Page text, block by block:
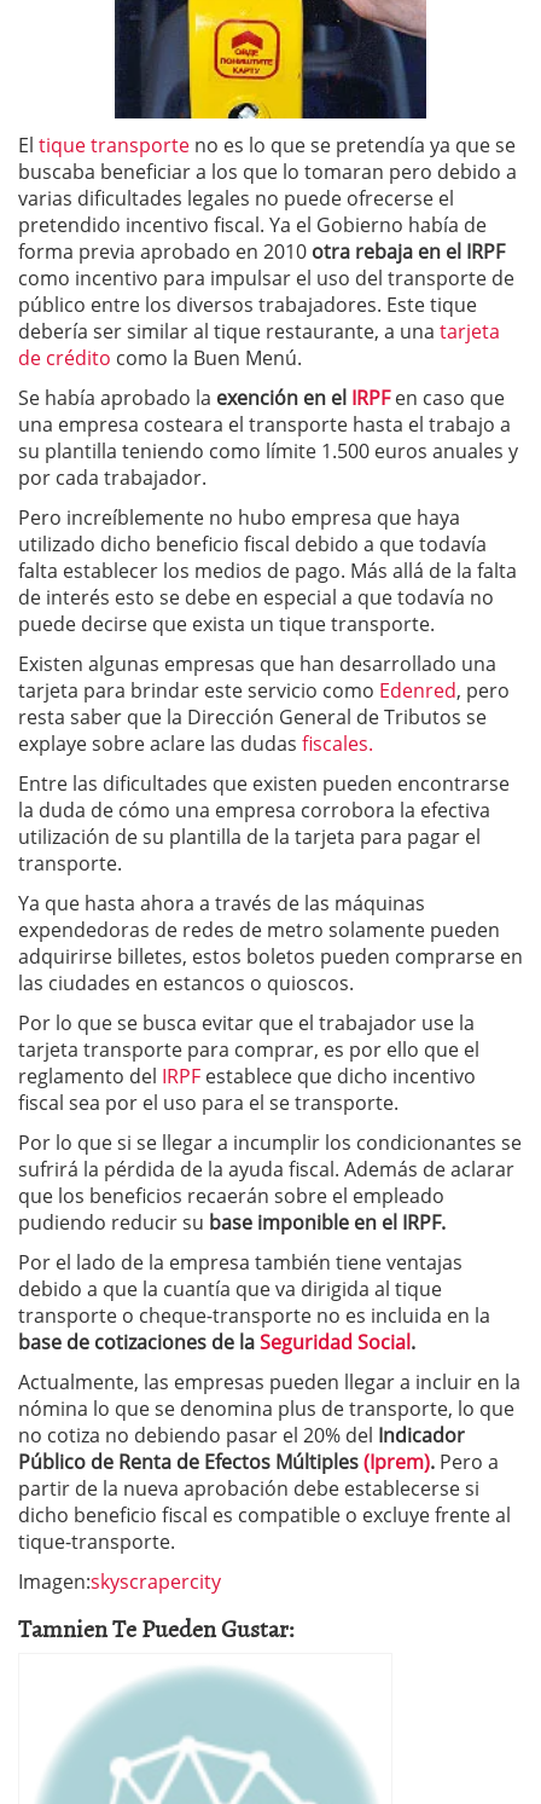
El tique transporte no es lo que se pretendía ya que se
buscaba beneficiar a los que lo tomaran pero debido a
varias dificultades legales no puede ofrecerse el
pretendido incentivo fiscal. Ya el Gobierno había de
forma previa aprobado en 2010 otra rebaja en el IRPF
como incentivo para impulsar el uso del transporte de
público entre los diversos trabajadores. Este tique
debería ser similar al tique restaurante, a una tarjeta
de crédito como la Buen Menú.
Se había aprobado la exención en el IRPFen caso que
una empresa costeara el transporte hasta el trabajo a
su plantilla teniendo como límite 1.500 euros anuales y
por cada trabajador.
Pero increíblemente no hubo empresa que haya
utilizado dicho beneficio fiscal debido a que todavía
falta establecer los medios de pago. Más allá de la falta
de interés esto se debe en especial a que todavía no
puede decirse que exista un tique transporte.
Existen algunas empresas que han desarrollado una
tarjeta para brindar este servicio como Edenred, pero
resta saber que la Dirección General de Tributos se
explaye sobre aclare las dudas fiscales.
Entre las dificultades que existen pueden encontrarse
la duda de cómo una empresa corrobora la efectiva
utilización de su plantilla de la tarjeta para pagar el
transporte.
Ya que hasta ahora a través de las máquinas
expendedoras de redes de metro solamente pueden
adquirirse billetes, estos boletos pueden comprarse en
las ciudades en estancos o quioscos.
Por lo que se busca evitar que el trabajador use la
tarjeta transporte para comprar, es por ello que el
reglamento del IRPF establece que dicho incentivo
fiscal sea por el uso para el se transporte.
Por lo que si se llegar a incumplir los condicionantes se
sufrirá la pérdida de la ayuda fiscal. Además de aclarar
que los beneficios recaerán sobre el empleado
pudiendo reducir su base imponible en el IRPF.
Por el lado de la empresa también tiene ventajas
debido a que la cuantía que va dirigida al tique
transporte o cheque-transporte no es incluida en la
base de cotizaciones de laSeguridad Social.
Actualmente, las empresas pueden llegar a incluir en la
nómina lo que se denomina plus de transporte, lo que
no cotiza no debiendo pasar el 20% del Indicador
Público de Renta de Efectos Múltiples(Iprem). Pero a
partir de la nueva aprobación debe establecerse si
dicho beneficio fiscal es compatible o excluye frente al
tique-transporte.
Imagen:skyscrapercity
Tamnien Te Pueden Gustar: